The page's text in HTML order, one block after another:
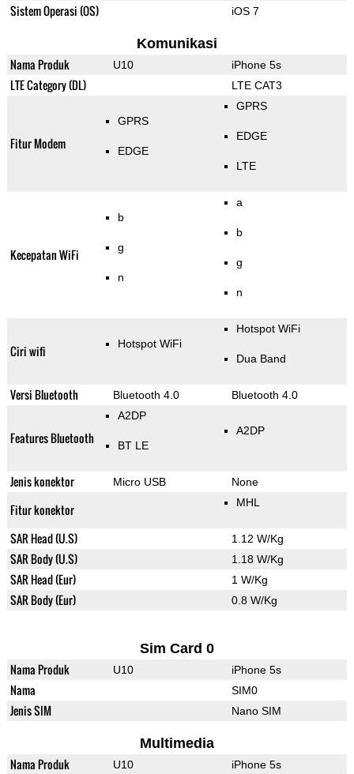
Sistem Operasi (OS) iOS 7
Komunikasi
Nama Produk U10 iPhone 5s
LTE Category (DL) LTE CAT3
Fitur Modem
GPRS
EDGE
GPRS
EDGE
LTE
Kecepatan WiFi
b
g
n
a
b
g
n
Ciri wifi Hotspot WiFi
Hotspot WiFi
Dua Band
Versi Bluetooth Bluetooth 4.0 Bluetooth 4.0
Features Bluetooth
A2DP
BT LE
A2DP
Jenis konektor Micro USB None
Fitur konektor MHL
SAR Head (U.S) 1.12 W/Kg
SAR Body (U.S) 1.18 W/Kg
SAR Head (Eur) 1 W/Kg
SAR Body (Eur) 0.8 W/Kg
Sim Card 0
Nama Produk U10 iPhone 5s
Nama SIM0
Jenis SIM Nano SIM
Multimedia
Nama Produk U10 iPhone 5s